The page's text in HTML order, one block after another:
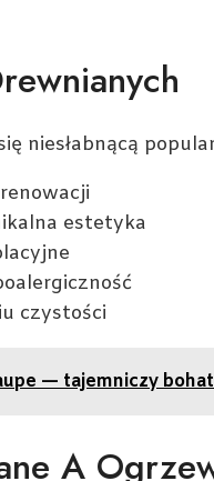
niesłabnącą
estetyka
czystości
— tajemniczy
A